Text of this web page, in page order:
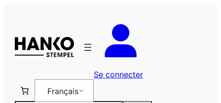
Se connecter
Français